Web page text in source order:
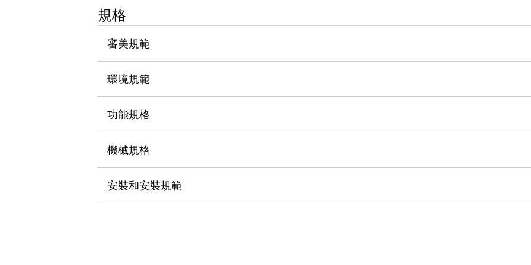
使人機協作更安全、更高效
提高半導體製造裝置設計自由度的方法
瞬間完成開關的更換，避免停機時間拉長
瀏覽全部
規格
審美規範
環境規範
功能規格
機械規格
安裝和安裝規範